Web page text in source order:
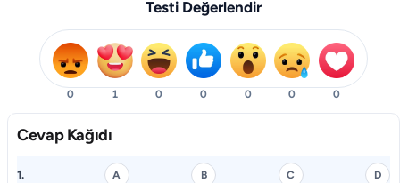
Testi Değerlendir
0 1 0 0 0 0 0
Cevap Kağıdı
1. A B C D